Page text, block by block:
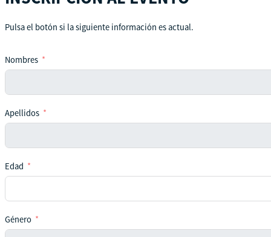
Pulsa el botón si la siguiente información es actual.
Nombres
Apellidos
Edad
Género